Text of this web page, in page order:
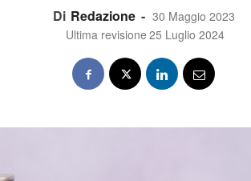
Di Redazione - 30 Maggio 2023
Ultima revisione 25 Luglio 2024